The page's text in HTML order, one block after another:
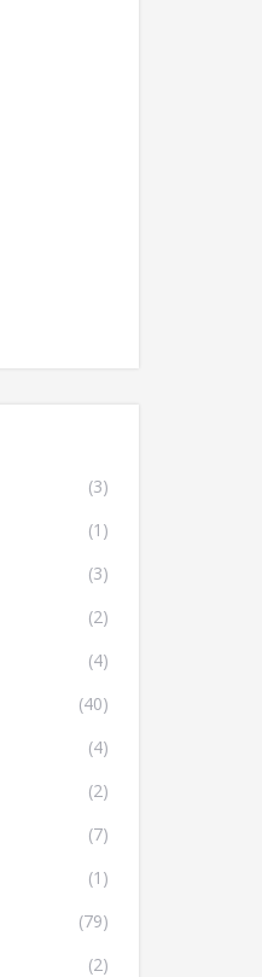
(3)
(1)
(3)
(2)
(4)
(40)
(4)
(2)
(7)
(1)
(79)
(2)